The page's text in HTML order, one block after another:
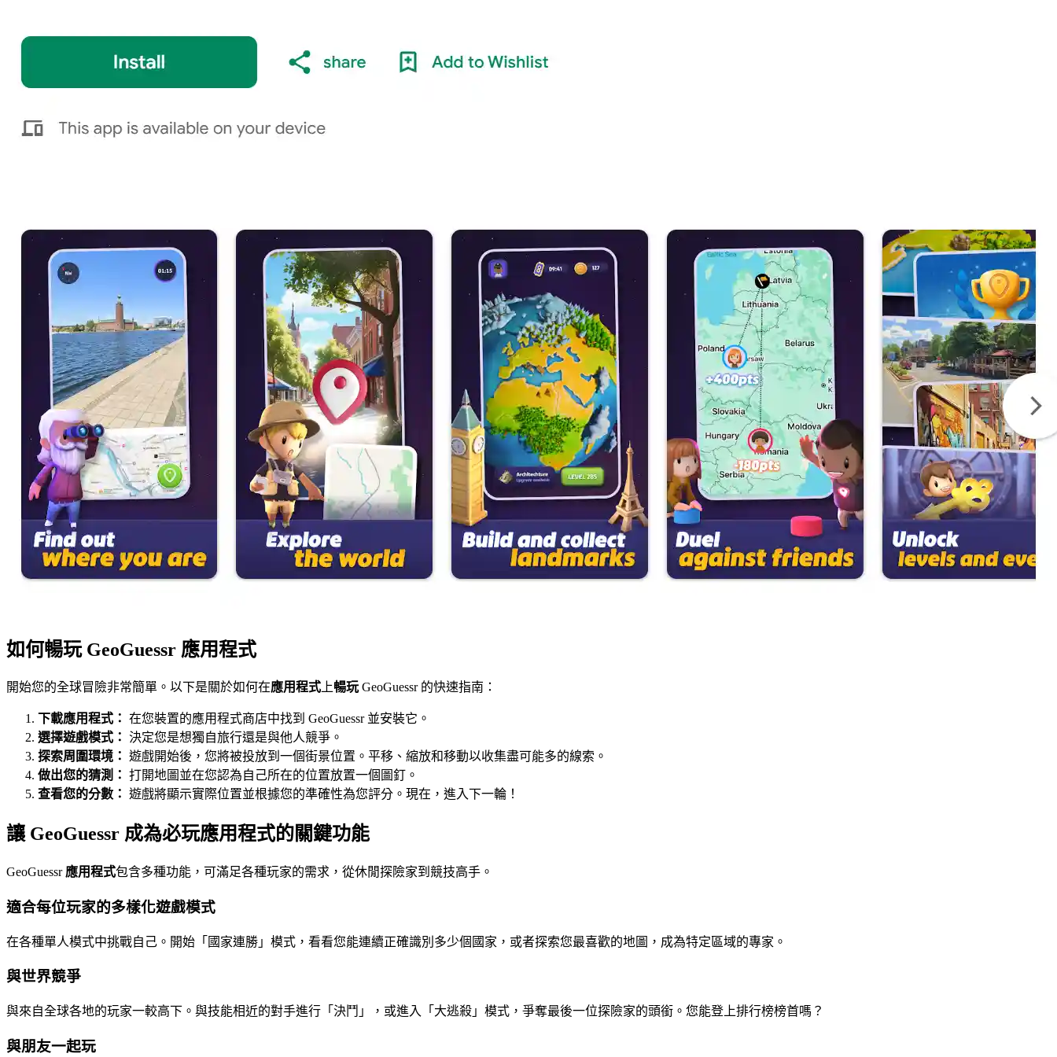
如何暢玩 GeoGuessr 應用程式
開始您的全球冒險非常簡單。以下是關於如何在應用程式上暢玩GeoGuessr 的快速指南：
下載應用程式： 在您裝置的應用程式商店中找到 GeoGuessr 並安裝它。
選擇遊戲模式：
決定您是想獨自旅行還是與他人競爭。
探索周圍環境： 遊戲開始後，您將被投放到一個街景位置。平移、縮放和移動以收集盡可能多的線索。
做出您的猜測： 打開地圖並在您認為自己所在的位置放置一個圖釘。
查看您的分數： 遊戲將顯示實際位置並根據您的準確性為您評分。現在，進入下一輪！
讓 GeoGuessr 成為必玩應用程式的關鍵功能
GeoGuessr 應用程式包含多種功能，可滿足各種玩家的需求，從休閒探險家到競技高手。
適合每位玩家的多樣化遊戲模式
在各種單人模式中挑戰自己。開始「國家連勝」模式，看看您能連續正確識別多少個國家，或者探索您最喜歡的地圖，成為特定區域的專家。
與世界競爭
與來自全球各地的玩家一較高下。與技能相近的對手進行「決鬥」，或進入「大逃殺」模式，爭奪最後一位探險家的頭銜。您能登上排行榜榜首嗎？
與朋友一起玩